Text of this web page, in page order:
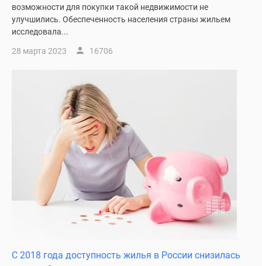
возможности для покупки такой недвижимости не
улучшились. Обеспеченность населения страны жильем
исследовала...
28 марта 2023 16706
С 2018 года доступность жилья в России снизилась